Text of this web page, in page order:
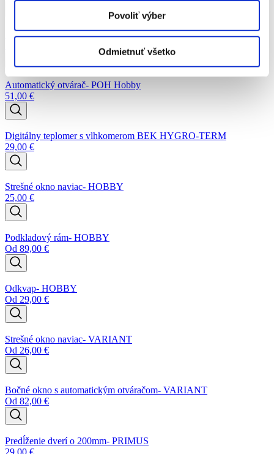
Povoliť výber
Odmietnuť všetko
Automatický otvárač- POH Variant
Automatický otvárač- POH Hobby
51,00 €
Digitálny teplomer s vlhkomerom BEK HYGRO-TERM
29,00 €
Strešné okno naviac- HOBBY
25,00 €
Podkladový rám- HOBBY
Od 89,00 €
Odkvap- HOBBY
Od 29,00 €
Strešné okno naviac- VARIANT
Od 26,00 €
Bočné okno s automatickým otváračom- VARIANT
Od 82,00 €
Predĺženie dverí o 200mm- PRIMUS
29,00 €